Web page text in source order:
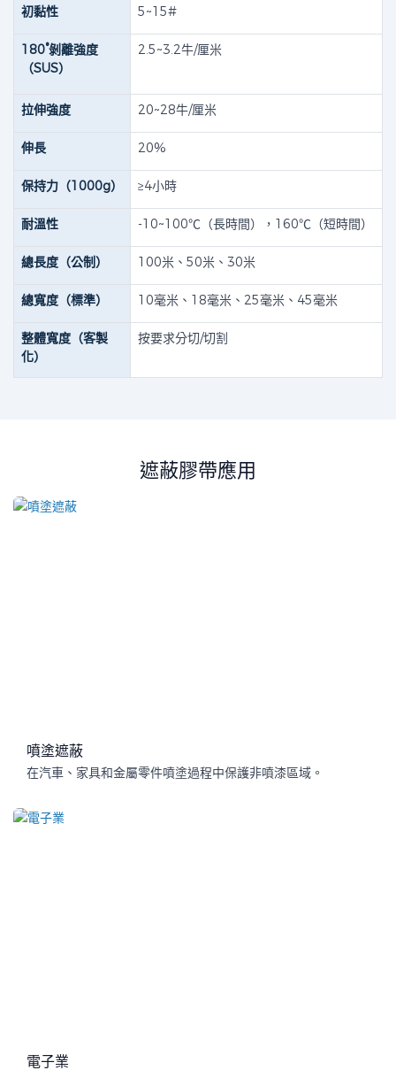
初黏性 5~15#
180°剝離強度
（SUS）
2.5~3.2牛/厘米
拉伸強度 20~28牛/厘米
伸長 20%
保持力（1000g） ≥4小時
耐溫性 -10~100℃（長時間），160℃（短時間）
總長度（公制） 100米、50米、30米
總寬度（標準） 10毫米、18毫米、25毫米、45毫米
整體寬度（客製
化）
按要求分切/切割
遮蔽膠帶應用
噴塗遮蔽
在汽車、家具和金屬零件噴塗過程中保護非噴漆區域。
電子業